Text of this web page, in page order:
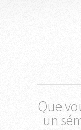
Que
un